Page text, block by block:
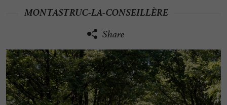
MONTASTRUC-LA-CONSEILLÈRE
Share